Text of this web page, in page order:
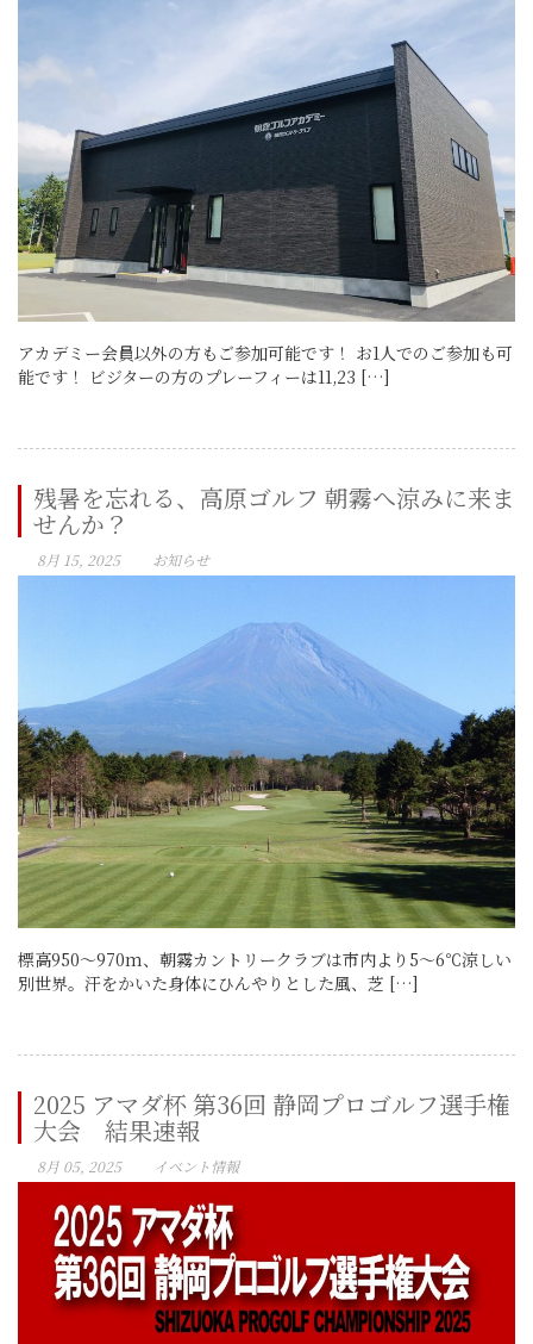
アカデミー会員以外の方もご参加可能です！ お1人でのご参加も可
能です！ ビジターの方のプレーフィーは11,23 […]
残暑を忘れる、高原ゴルフ 朝霧へ涼みに来ま
せんか？
8月 15, 2025 お知らせ
標高950〜970m、朝霧カントリークラブは市内より5〜6℃涼しい
別世界。汗をかいた身体にひんやりとした風、芝 […]
2025 アマダ杯 第36回 静岡プロゴルフ選手権
大会 結果速報
8月 05, 2025 イベント情報